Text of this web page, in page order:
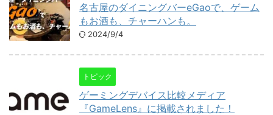
名古屋のダイニングバーeGaoで、ゲーム
もお酒も、チャーハンも。
2024/9/4
トピック
ゲーミングデバイス比較メディア
『GameLens』に掲載されました！